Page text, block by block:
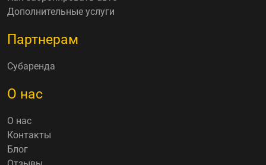
Дополнительные услуги
Партнерам
Субаренда
О нас
О нас
Контакты
Блог